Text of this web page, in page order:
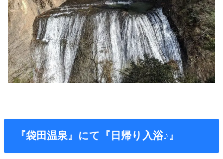
『袋田温泉』にて『日帰り入浴♪』